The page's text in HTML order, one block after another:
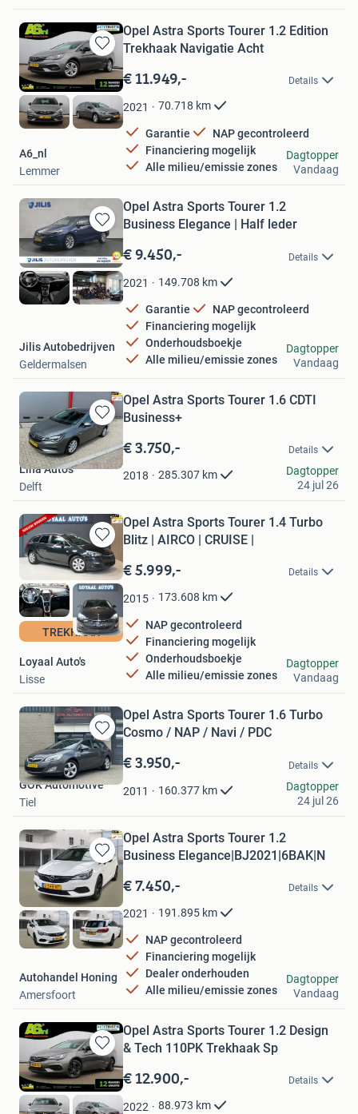
Bewaren
in
Mijn
Favorieten
Opel Astra Sports Tourer 1.2 Edition
Trekhaak Navigatie Acht
€ 11.949,- Details
2021 70.718 km
Garantie
NAP gecontroleerd
Financiering mogelijk
Alle milieu/emissie zones
A6_nl
Lemmer
Dagtopper
Vandaag
Bewaren
in
Mijn
Favorieten
Opel Astra Sports Tourer 1.2
Business Elegance | Half leder
€ 9.450,- Details
2021 149.708 km
Garantie
NAP gecontroleerd
Financiering mogelijk
Onderhoudsboekje
Alle milieu/emissie zones
Jilis Autobedrijven
Geldermalsen
Dagtopper
Vandaag
Bewaren
in
Mijn
Favorieten
Opel Astra Sports Tourer 1.6 CDTI
Business+
€ 3.750,- Details
2018 285.307 km
Lina Auto's
Delft
Dagtopper
24 jul 26
Bewaren
in
Mijn
Favorieten
TREKHAAK
Opel Astra Sports Tourer 1.4 Turbo
Blitz | AIRCO | CRUISE |
€ 5.999,- Details
2015 173.608 km
NAP gecontroleerd
Financiering mogelijk
Onderhoudsboekje
Alle milieu/emissie zones
Loyaal Auto's
Lisse
Dagtopper
Vandaag
Bewaren
in
Mijn
Favorieten
Opel Astra Sports Tourer 1.6 Turbo
Cosmo / NAP / Navi / PDC
€ 3.950,- Details
2011 160.377 km
GÖK Automotive
Tiel
Dagtopper
24 jul 26
Bewaren
in
Mijn
Favorieten
Opel Astra Sports Tourer 1.2
Business Elegance|BJ2021|6BAK|N
€ 7.450,- Details
2021 191.895 km
NAP gecontroleerd
Financiering mogelijk
Dealer onderhouden
Alle milieu/emissie zones
Autohandel Honing
Amersfoort
Dagtopper
Vandaag
Bewaren
in
Mijn
Favorieten
Opel Astra Sports Tourer 1.2 Design
& Tech 110PK Trekhaak Sp
€ 12.900,- Details
2022 88.973 km